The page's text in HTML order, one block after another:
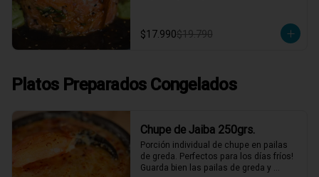
cilantro. ¡Un tártaro que combina
frescura y sabor en cada bocado! 🍣✨
*El peso neto corresponde al producto
en su presentación completa, salsas o
$17.990$19.790
Platos Preparados Congelados
Chupe de Jaiba 250grs.
Porción individual de chupe en pailas
de greda. Perfectos para los días fríos!
Guarda bien las pailas de greda y